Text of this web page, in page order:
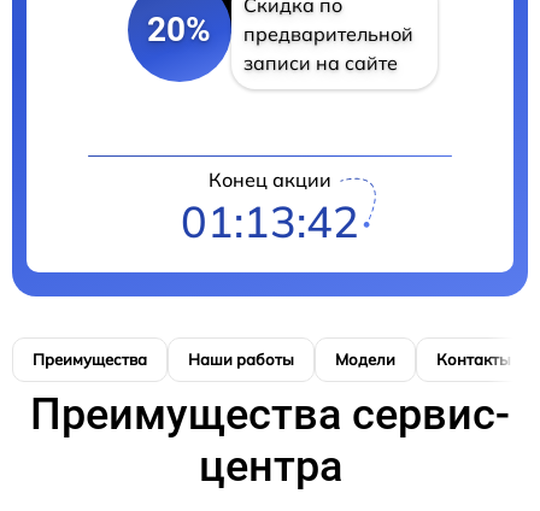
20%
Скидка по
предварительной
записи на сайте
Конец акции
01:13:41
Преимущества Наши работы Модели Контакты
Преимущества сервис-
центра